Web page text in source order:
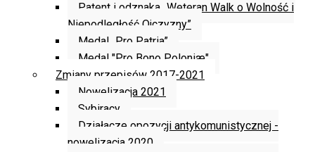
Patent i odznaka „Weteran Walk o Wolność i
Niepodległość Ojczyzny”
Medal „Pro Patria”
Medal "Pro Bono Poloniæ"
Zmiany przepisów 2017-2021
Nowelizacja 2021
Sybiracy
Działacze opozycji antykomunistycznej -
nowelizacja 2020